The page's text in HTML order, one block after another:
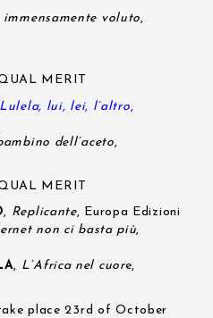
immensamente voluto,
MERIT
Lulela, lui, lei, l’altro,
dell’aceto,
MERIT
, Replicante, Europa Edizioni
non ci basta più,
, L’Africa nel cuore,
place 23rd of October